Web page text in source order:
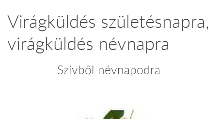
Virágküldés születésnapra,
virágküldés névnapra
Szívből névnapodra